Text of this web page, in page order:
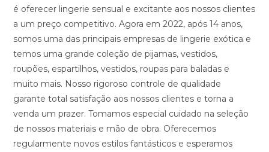
é oferecer lingerie sensual e excitante aos nossos clientes
a um preço competitivo. Agora em 2022, após 14 anos,
somos uma das principais empresas de lingerie exótica e
temos uma grande coleção de pijamas, vestidos,
roupões, espartilhos, vestidos, roupas para baladas e
muito mais. Nosso rigoroso controle de qualidade
garante total satisfação aos nossos clientes e torna a
venda um prazer. Tomamos especial cuidado na seleção
de nossos materiais e mão de obra. Oferecemos
regularmente novos estilos fantásticos e esperamos